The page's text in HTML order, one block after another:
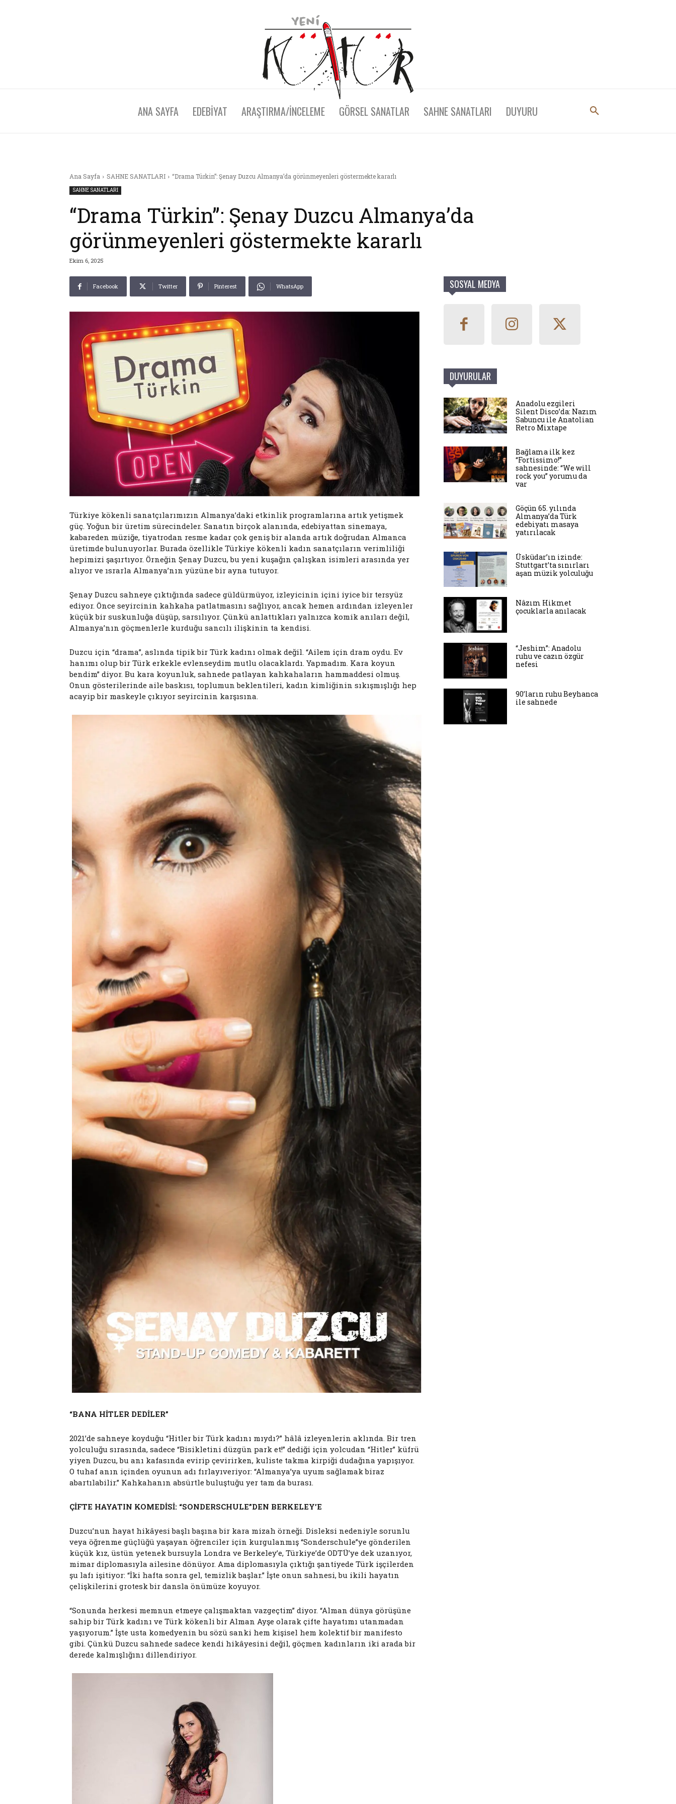
ANA SAYFA EDEBİYAT ARAŞTIRMA/İNCELEME GÖRSEL SANATLAR SAHNE SANATLARI DUYURU
Ana Sayfa SAHNE SANATLARI “Drama Türkin”: Şenay Duzcu Almanya’da görünmeyenleri göstermekte kararlı
SAHNE SANATLARI
“Drama Türkin”: Şenay Duzcu Almanya’da
görünmeyenleri göstermekte kararlı
Ekim 6, 2025
Facebook Twitter Pinterest WhatsApp
Türkiye kökenli sanatçılarımızın Almanya’daki etkinlik programlarına artık yetişmek
güç. Yoğun bir üretim sürecindeler. Sanatın birçok alanında, edebiyattan sinemaya,
kabareden müziğe, tiyatrodan resme kadar çok geniş bir alanda artık doğrudan Almanca
üretimde bulunuyorlar. Burada özellikle Türkiye kökenli kadın sanatçıların verimliliği
hepimizi şaşırtıyor. Örneğin Şenay Duzcu, bu yeni kuşağın çalışkan isimleri arasında yer
alıyor ve ısrarla Almanya’nın yüzüne bir ayna tutuyor.
Şenay Duzcu sahneye çıktığında sadece güldürmüyor, izleyicinin içini iyice bir tersyüz
ediyor. Önce seyircinin kahkaha patlatmasını sağlıyor, ancak hemen ardından izleyenler
küçük bir suskunluğa düşüp, sarsılıyor. Çünkü anlattıkları yalnızca komik anıları değil,
Almanya’nın göçmenlerle kurduğu sancılı ilişkinin ta kendisi.
Duzcu için “drama”, aslında tipik bir Türk kadını olmak değil. “Ailem için dram oydu. Ev
hanımı olup bir Türk erkekle evlenseydim mutlu olacaklardı. Yapmadım. Kara koyun
bendim” diyor. Bu kara koyunluk, sahnede patlayan kahkahaların hammaddesi olmuş.
Onun gösterilerinde aile baskısı, toplumun beklentileri, kadın kimliğinin sıkışmışlığı hep
acayip bir maskeyle çıkıyor seyircinin karşısına.
“BANA HİTLER DEDİLER”
2021’de sahneye koyduğu “Hitler bir Türk kadını mıydı?” hâlâ izleyenlerin aklında. Bir tren
yolculuğu sırasında, sadece “Bisikletini düzgün park et!” dediği için yolcudan “Hitler” küfrü
yiyen Duzcu, bu anı kafasında evirip çevirirken, kuliste takma kirpiği dudağına yapışıyor.
O tuhaf anın içinden oyunun adı fırlayıveriyor: “Almanya’ya uyum sağlamak biraz
abartılabilir.” Kahkahanın absürtle buluştuğu yer tam da burası.
ÇİFTE HAYATIN KOMEDİSİ: “SONDERSCHULE”DEN BERKELEY’E
Duzcu’nun hayat hikâyesi başlı başına bir kara mizah örneği. Disleksi nedeniyle sorunlu
veya öğrenme güçlüğü yaşayan öğrenciler için kurgulanmış “Sonderschule”ye gönderilen
küçük kız, üstün yetenek bursuyla Londra ve Berkeley’e, Türkiye’de ODTÜ’ye dek uzanıyor,
mimar diplomasıyla ailesine dönüyor. Ama diplomasıyla çıktığı şantiyede Türk işçilerden
şu lafı işitiyor: “İki hafta sonra gel, temizlik başlar.” İşte onun sahnesi, bu ikili hayatın
çelişkilerini grotesk bir dansla önümüze koyuyor.
“Sonunda herkesi memnun etmeye çalışmaktan vazgeçtim” diyor. “Alman dünya görüşüne
sahip bir Türk kadını ve Türk kökenli bir Alman Ayşe olarak çifte hayatımı utanmadan
yaşıyorum.” İşte usta komedyenin bu sözü sanki hem kişisel hem kolektif bir manifesto
gibi. Çünkü Duzcu sahnede sadece kendi hikâyesini değil, göçmen kadınların iki arada bir
derede kalmışlığını dillendiriyor.
SOSYAL MEDYA
DUYURULAR
Anadolu ezgileri
Silent Disco’da: Nazım
Sabuncu ile Anatolian
Retro Mixtape
Bağlama ilk kez
“Fortissimo!”
sahnesinde: “We will
rock you” yorumu da
var
Göçün 65. yılında
Almanya’da Türk
edebiyatı masaya
yatırılacak
Üsküdar’ın izinde:
Stuttgart’ta sınırları
aşan müzik yolculuğu
Nâzım Hikmet
çocuklarla anılacak
“Jeshim”: Anadolu
ruhu ve cazın özgür
nefesi
90’ların ruhu Beyhanca
ile sahnede